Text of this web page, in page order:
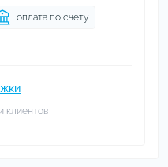
оплата по счету
клиентов